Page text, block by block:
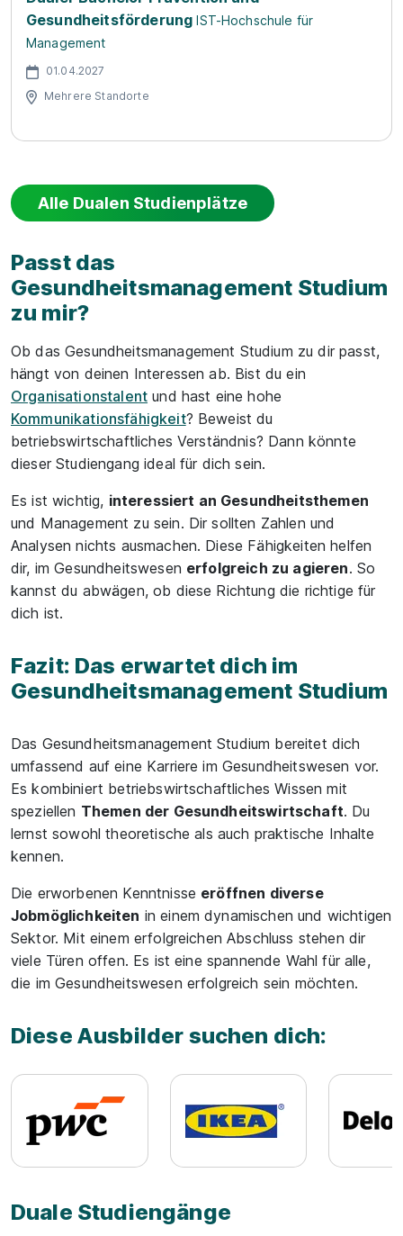
Gesundheitsförderung IST-Hochschule für
Management
01.04.2027
Mehrere Standorte
Alle Dualen Studienplätze
Passt das
Gesundheitsmanagement Studium
zu mir?
Ob das Gesundheitsmanagement Studium zu dir passt,
hängt von deinen Interessen ab. Bist du ein
Organisationstalent und hast eine hohe
Kommunikationsfähigkeit? Beweist du
betriebswirtschaftliches Verständnis? Dann könnte
dieser Studiengang ideal für dich sein.
Es ist wichtig, interessiert an Gesundheitsthemen
und Management zu sein. Dir sollten Zahlen und
Analysen nichts ausmachen. Diese Fähigkeiten helfen
dir, im Gesundheitswesen erfolgreich zu agieren. So
kannst du abwägen, ob diese Richtung die richtige für
dich ist.
Fazit: Das erwartet dich im
Gesundheitsmanagement Studium
Das Gesundheitsmanagement Studium bereitet dich
umfassend auf eine Karriere im Gesundheitswesen vor.
Es kombiniert betriebswirtschaftliches Wissen mit
speziellen Themen der Gesundheitswirtschaft. Du
lernst sowohl theoretische als auch praktische Inhalte
kennen.
Die erworbenen Kenntnisse eröffnen diverse
Jobmöglichkeiten in einem dynamischen und wichtigen
Sektor. Mit einem erfolgreichen Abschluss stehen dir
viele Türen offen. Es ist eine spannende Wahl für alle,
die im Gesundheitswesen erfolgreich sein möchten.
Diese Ausbilder suchen dich:
Duale Studiengänge